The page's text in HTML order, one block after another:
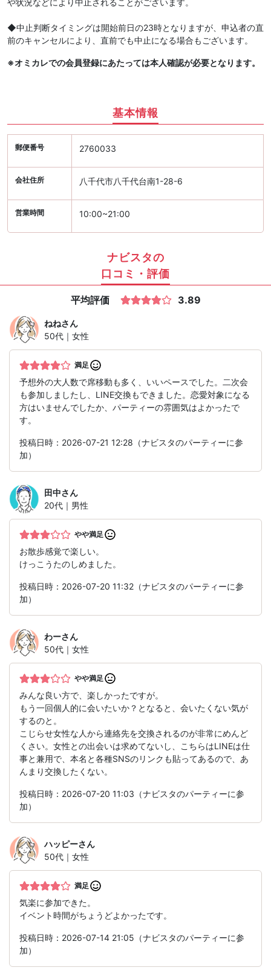
や状況などにより中止されることがございます。
◆中止判断タイミングは開始前日の23時となりますが、申込者の直
前のキャンセルにより、直前でも中止になる場合もございます。
※オミカレでの会員登録にあたっては本人確認が必要となります。
基本情報
郵便番号 2760033
会社住所 八千代市八千代台南1-28-6
営業時間 10:00~21:00
ナビスタの
口コミ・評価
平均評価 3.89
ねねさん
50代｜女性
満足
予想外の大人数で席移動も多く、いいペースでした。二次会
も参加しましたし、LINE交換もできました。恋愛対象になる
方はいませんでしたか、パーティーの雰囲気はよかったで
す。
投稿日時：2026-07-21 12:28（ナビスタのパーティーに参
加）
田中さん
20代｜男性
やや満足
お散歩感覚で楽しい。
けっこうたのしめました。
投稿日時：2026-07-20 11:32（ナビスタのパーティーに参
加）
わーさん
50代｜女性
やや満足
みんな良い方で、楽しかったですが。
もう一回個人的に会いたいか？となると、会いたくない気が
するのと。
こじらせ女性な人から連絡先を交換されるのが非常にめんど
くさい。女性との出会いは求めてないし、こちらはLINEは仕
事と兼用で、本名と各種SNSのリンクも貼ってあるので、あ
んまり交換したくない。
投稿日時：2026-07-20 11:03（ナビスタのパーティーに参
加）
ハッピーさん
50代｜女性
満足
気楽に参加できた。
イベント時間がちょうどよかったです。
投稿日時：2026-07-14 21:05（ナビスタのパーティーに参
加）